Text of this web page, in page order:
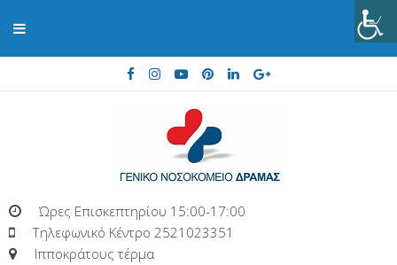
Ώρες Επισκεπτηρίου 15:00-17:00
Τηλεφωνικό Κέντρο 2521023351
Ιπποκράτους τέρμα